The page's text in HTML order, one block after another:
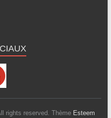
rights reserved. Thème Esteem